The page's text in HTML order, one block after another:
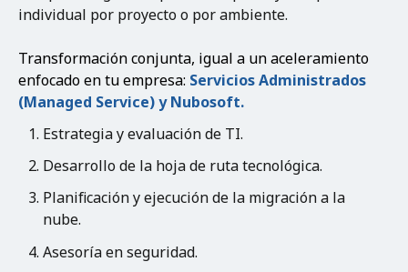
individual por proyecto o por ambiente.
Transformación conjunta, igual a un aceleramiento
enfocado en tu empresa: Servicios Administrados
(Managed Service) y Nubosoft.
Estrategia y evaluación de TI.
Desarrollo de la hoja de ruta tecnológica.
Planificación y ejecución de la migración a la
nube.
Asesoría en seguridad.